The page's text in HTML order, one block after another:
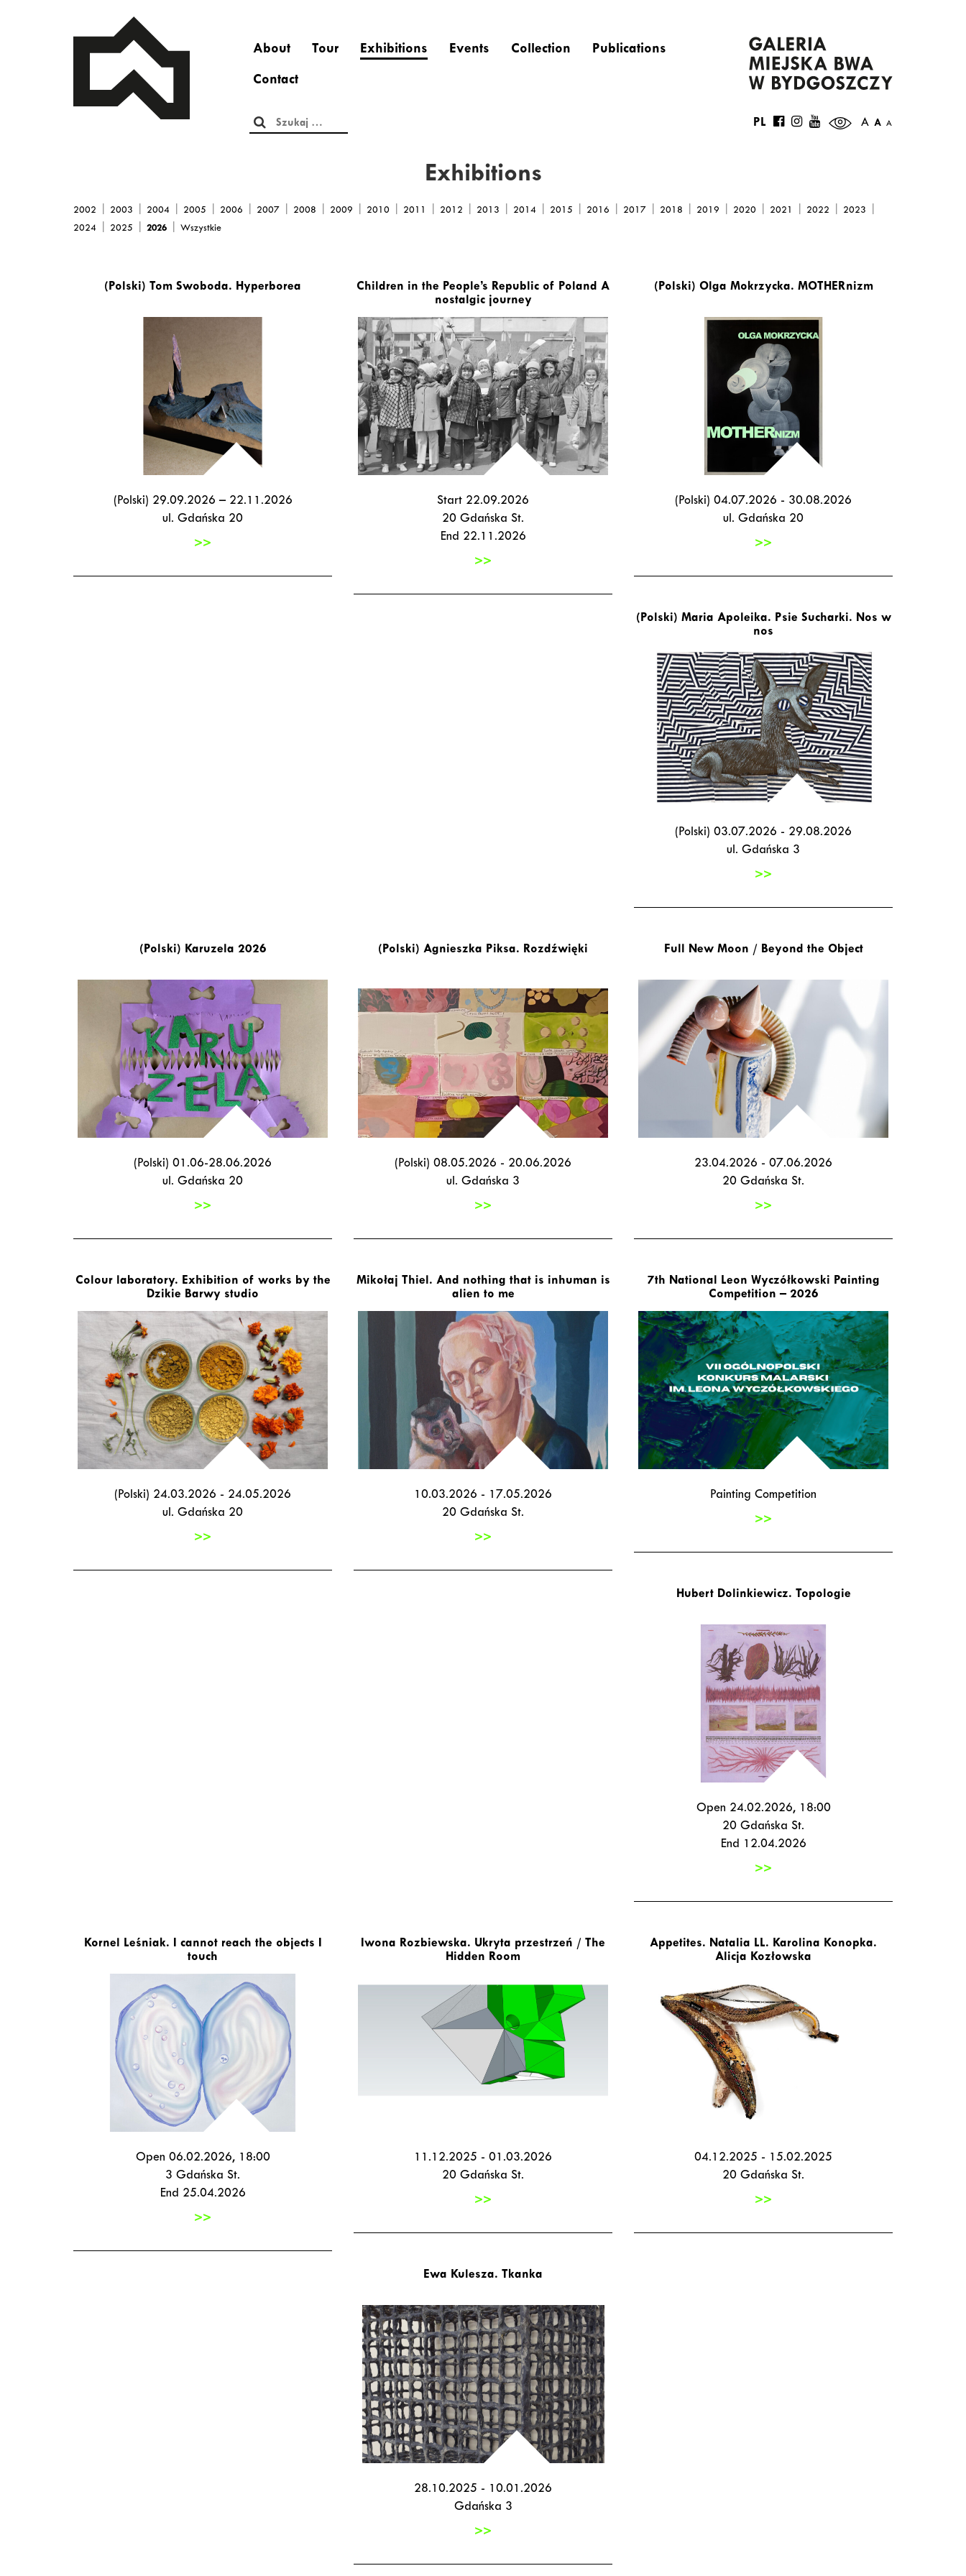
About Tour Exhibitions Events Collection Publications
Contact
Szukaj: A A A
PL
Exhibitions
2002 2003 2004 2005 2006 2007 2008 2009 2010 2011 2012 2013 2014 2015 2016 2017 2018 2019 2020 2021 2022 2023
2024 2025 2026 Wszystkie
(Polski) Tom Swoboda. Hyperborea
(Polski) 29.09.2026 – 22.11.2026
ul. Gdańska 20
>>
Children in the People’s Republic of Poland A
nostalgic journey
Start 22.09.2026
20 Gdańska St.
End 22.11.2026
>>
(Polski) Olga Mokrzycka. MOTHERnizm
(Polski) 04.07.2026 - 30.08.2026
ul. Gdańska 20
>>
(Polski) Maria Apoleika. Psie Sucharki. Nos w
nos
(Polski) 03.07.2026 - 29.08.2026
ul. Gdańska 3
>>
(Polski) Karuzela 2026
(Polski) 01.06-28.06.2026
ul. Gdańska 20
>>
(Polski) Agnieszka Piksa. Rozdźwięki
(Polski) 08.05.2026 - 20.06.2026
ul. Gdańska 3
>>
Full New Moon / Beyond the Object
23.04.2026 - 07.06.2026
20 Gdańska St.
>>
Colour laboratory. Exhibition of works by the
Dzikie Barwy studio
(Polski) 24.03.2026 - 24.05.2026
ul. Gdańska 20
>>
Mikołaj Thiel. And nothing that is inhuman is
alien to me
10.03.2026 - 17.05.2026
20 Gdańska St.
>>
7th National Leon Wyczółkowski Painting
Competition – 2026
Painting Competition
>>
Hubert Dolinkiewicz. Topologie
Open 24.02.2026, 18:00
20 Gdańska St.
End 12.04.2026
>>
Kornel Leśniak. I cannot reach the objects I
touch
Open 06.02.2026, 18:00
3 Gdańska St.
End 25.04.2026
>>
Iwona Rozbiewska. Ukryta przestrzeń / The
Hidden Room
11.12.2025 - 01.03.2026
20 Gdańska St.
>>
Appetites. Natalia LL. Karolina Konopka.
Alicja Kozłowska
04.12.2025 - 15.02.2025
20 Gdańska St.
>>
Ewa Kulesza. Tkanka
28.10.2025 - 10.01.2026
Gdańska 3
>>